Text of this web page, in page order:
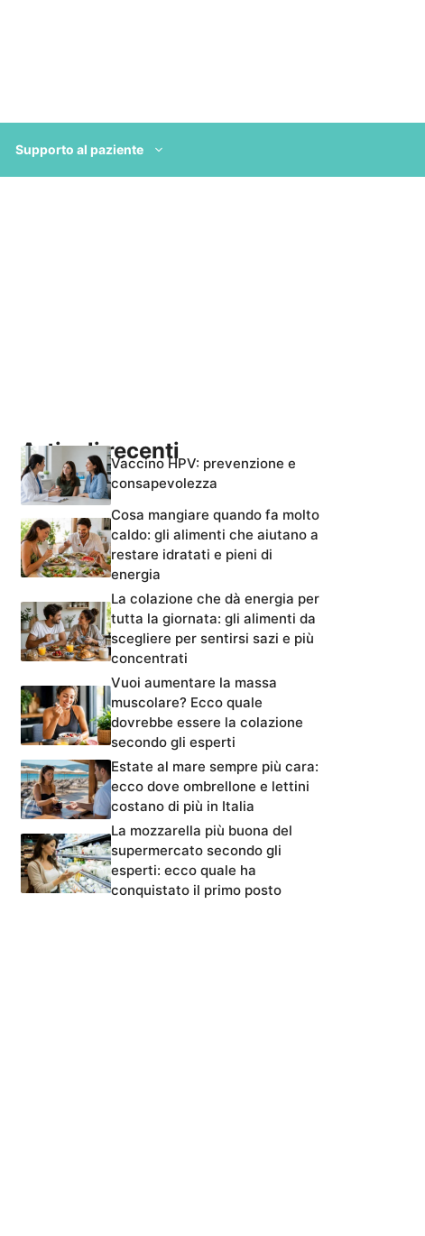
Supporto al paziente
Articoli recentiVaccino HPV: prevenzione e
consapevolezza
Cosa mangiare quando fa molto
caldo: gli alimenti che aiutano a
restare idratati e pieni di
energia
La colazione che dà energia per
tutta la giornata: gli alimenti da
scegliere per sentirsi sazi e più
concentrati
Vuoi aumentare la massa
muscolare? Ecco quale
dovrebbe essere la colazione
secondo gli esperti
Estate al mare sempre più cara:
ecco dove ombrellone e lettini
costano di più in Italia
La mozzarella più buona del
supermercato secondo gli
esperti: ecco quale ha
conquistato il primo posto